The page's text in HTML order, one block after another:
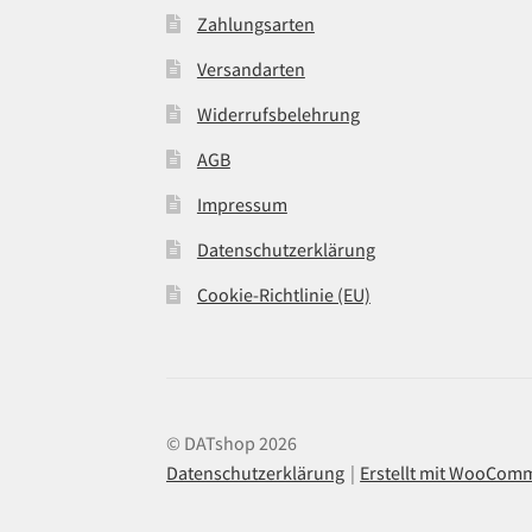
Zahlungsarten
Versandarten
Widerrufsbelehrung
AGB
Impressum
Datenschutzerklärung
Cookie-Richtlinie (EU)
© DATshop 2026
Datenschutzerklärung
Erstellt mit